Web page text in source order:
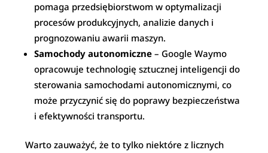
pomaga przedsiębiorstwom w optymalizacji
procesów produkcyjnych, analizie danych i
prognozowaniu awarii maszyn.
Samochody autonomiczne – Google Waymo
opracowuje technologię sztucznej inteligencji do
sterowania samochodami autonomicznymi, co
może przyczynić się do poprawy bezpieczeństwa
i efektywności transportu.
Warto zauważyć, że to tylko niektóre z licznych